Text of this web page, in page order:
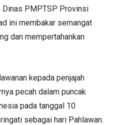
Dinas PMPTSP Provinsi
ini membakar semangat
dan mempertahankan
kepada penjajah
pecah dalam puncak
pada tanggal 10
sebagai hari Pahlawan.